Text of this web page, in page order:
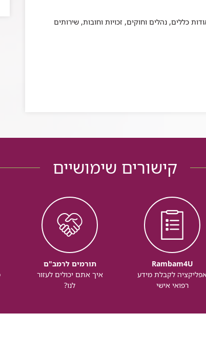
כללים, נהלים וחוקים, זכויות וחובות, שירותים
קישורים שימושיים
Rambam4U
לקבלת מידע
רפואי אישי
תורמים לרמב"ם
איך אתם יכולים לעזור
לנו?